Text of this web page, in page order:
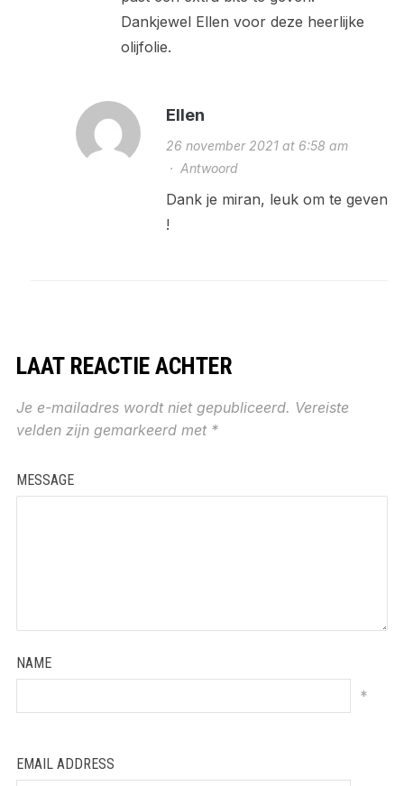
Dankjewel Ellen voor deze heerlijke
olijfolie.
Ellen
26 november 2021 at 6:58 am
· Antwoord
Dank je miran, leuk om te geven
!
LAAT REACTIE ACHTER
Je e-mailadres wordt niet gepubliceerd. Vereiste
velden zijn gemarkeerd met *
MESSAGE
NAME
*
EMAIL ADDRESS